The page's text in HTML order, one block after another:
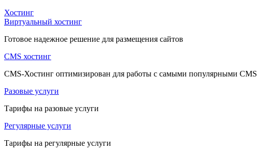
Хостинг
Виртуальный хостинг
Готовое надежное решение для размещения сайтов
CMS хостинг
CMS-Хостинг оптимизирован для работы с самыми популярными CMS
Разовые услуги
Тарифы на разовые услуги
Регулярные услуги
Тарифы на регулярные услуги